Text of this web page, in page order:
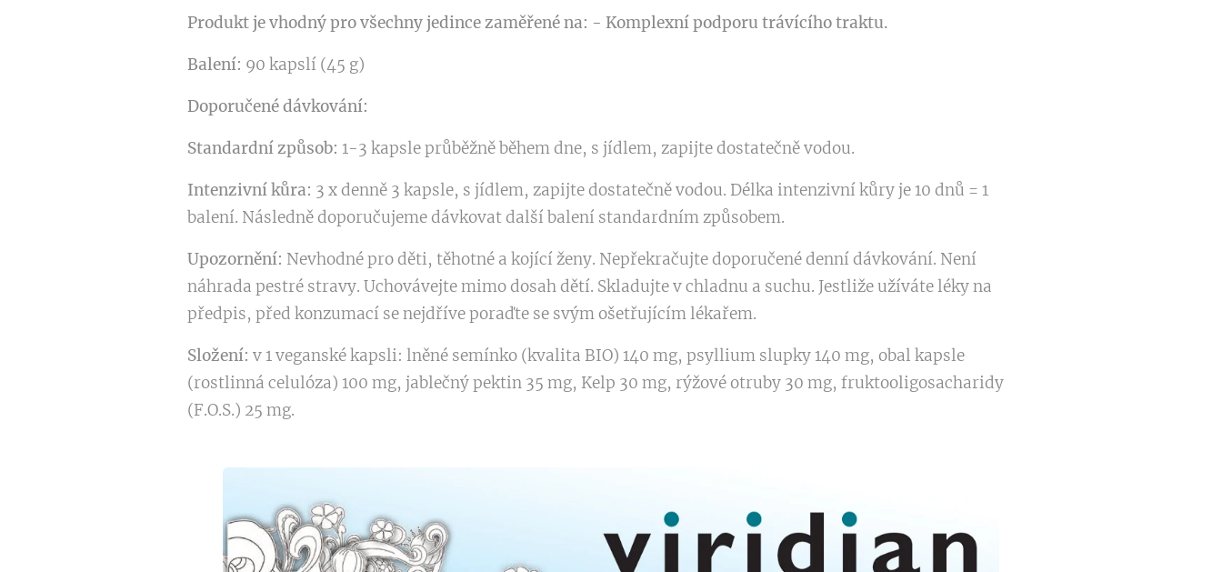
Produkt je vhodný pro všechny jedince zaměřené na: - Komplexní podporu trávícího traktu.
Balení: 90 kapslí (45 g)
Doporučené dávkování:
Standardní způsob: 1-3 kapsle průběžně během dne, s jídlem, zapijte dostatečně vodou.
Intenzivní kůra: 3 x denně 3 kapsle, s jídlem, zapijte dostatečně vodou. Délka intenzivní kůry je 10 dnů = 1
balení. Následně doporučujeme dávkovat další balení standardním způsobem.
Upozornění: Nevhodné pro děti, těhotné a kojící ženy. Nepřekračujte doporučené denní dávkování. Není
náhrada pestré stravy. Uchovávejte mimo dosah dětí. Skladujte v chladnu a suchu. Jestliže užíváte léky na
předpis, před konzumací se nejdříve poraďte se svým ošetřujícím lékařem.
Složení: v 1 veganské kapsli: lněné semínko (kvalita BIO) 140 mg, psyllium slupky 140 mg, obal kapsle
(rostlinná celulóza) 100 mg, jablečný pektin 35 mg, Kelp 30 mg, rýžové otruby 30 mg, fruktooligosacharidy
(F.O.S.) 25 mg.